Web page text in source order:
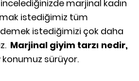
incelediğinizde marjinal kadın
istediğimiz tüm
istediğimizi çok daha
Marjinal giyim tarzı nedir,
konumuz sürüyor.